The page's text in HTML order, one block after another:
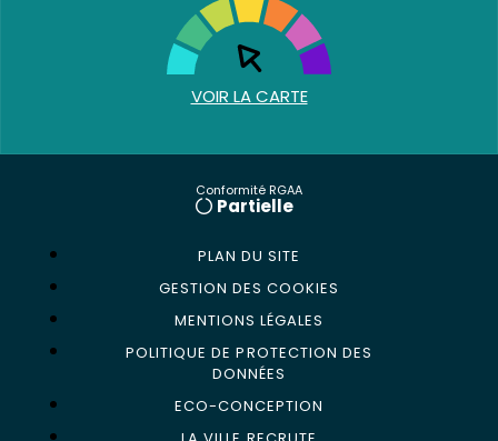
VOIR LA CARTE
Conformité RGAA
Partielle
PLAN DU SITE
GESTION DES COOKIES
MENTIONS LÉGALES
POLITIQUE DE PROTECTION DES
DONNÉES
ECO-CONCEPTION